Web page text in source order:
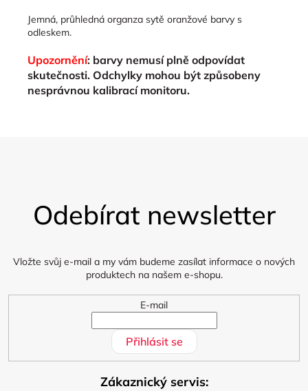
Jemná, průhledná organza sytě oranžové barvy s
odleskem.
Upozornění: barvy nemusí plně odpovídat
skutečnosti. Odchylky mohou být způsobeny
nesprávnou kalibrací monitoru.
Odebírat newsletter
Vložte svůj e-mail a my vám budeme zasílat informace o nových
produktech na našem e-shopu.
E-mail
Přihlásit se
Zákaznický servis: